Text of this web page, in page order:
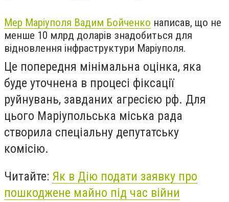
Мер Маріуполя Вадим Бойченко написав, що не
менше 10 млрд доларів знадобиться для
відновлення інфраструктури Маріуполя.
Це попередня мінімальна оцінка, яка
буде уточнена в процесі фіксації
руйнувань, завданих агресією рф. Для
цього Маріупольська міська рада
створила спеціальну депутатську
комісію.
Читайте: Як в Дію подати заявку про
пошкоджене майно під час війни